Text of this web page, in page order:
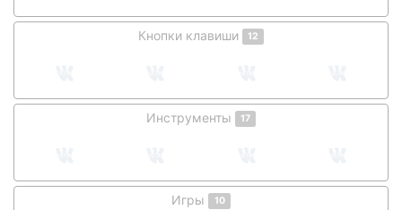
Кнопки клавиши 12
Инструменты 17
Игры 10